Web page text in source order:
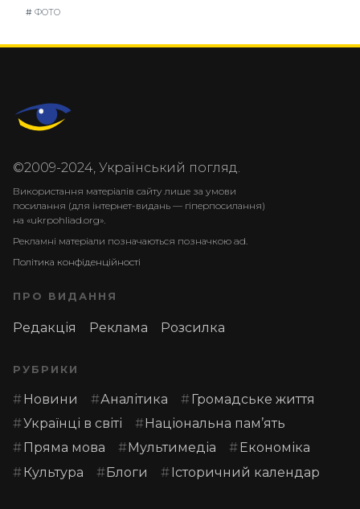
# ФОТО
©2009-2024, Український погляд.
Використання матеріалів сайту лише за умови
посилання (для інтернет-видань — гіперпосилання)
на «ukrpohliad.org».
Рекламні матеріали позначаються позначкою ad.
Політика конфіденційності
ПРО ВИДАННЯ
Редакція Реклама Розсилка
РУБРИКИ
Новини Аналітика
Громадське життя
Українці в світі
Національна пам’ять
Пряма мова
Мультимедіа
Економіка
Культура
Блоги Історичний календар